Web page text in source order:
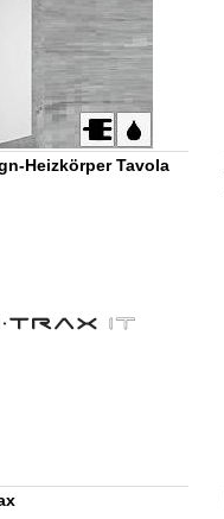
Heizkörper Tavola